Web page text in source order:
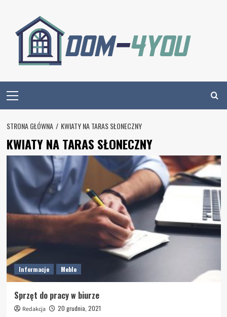
content
Menu
STRONA GŁÓWNA KWIATY NA TARAS SŁONECZNY
KWIATY NA TARAS SŁONECZNY
Informacje Meble
Sprzęt do pracy w biurze
Redakcja
20 grudnia, 2021